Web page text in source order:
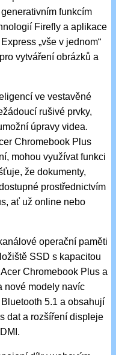
funkcím
Firefly a aplikace
„vše v jednom“
vytváření obrázků a
ve vestavěné
rušivé prvky,
úpravy videa.
Chromebook Plus
mohou využívat funkci
že dokumenty,
prostřednictvím
ať už online nebo
operační paměti
SSD s kapacitou
Chromebook Plus a
nové modely navíc
5.1 a obsahují
dat a rozšíření displeje